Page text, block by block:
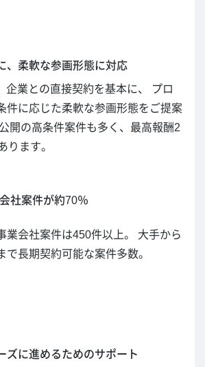
、柔軟な参画形態に対応
企業との直接契約を基本に、 プロ
件に応じた柔軟な参画形態をご提案
開の高条件案件も多く、最高報酬2
ります。
社案件が約70％
業会社案件は450件以上。 大手から
で長期契約可能な案件多数。
ズに進めるためのサポート